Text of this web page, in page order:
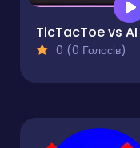
TicTacToe vs AI
0 (0 Голосів)